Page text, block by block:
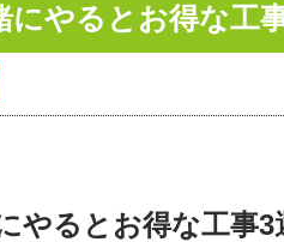
にやるとお得な工
やるとお得な工事